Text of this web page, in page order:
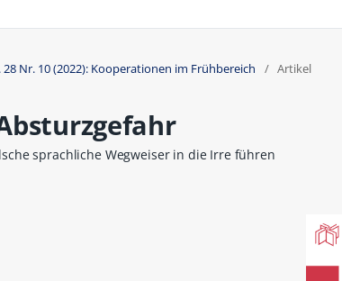
28 Nr. 10 (2022): Kooperationen im Frühbereich / Artikel
sprachliche Wegweiser in die Irre führen